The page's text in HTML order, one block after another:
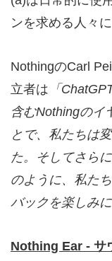
ンを求める人々
NothingのCarl
立者は 「
含むNothingのイ
とで、私たちは
た。そしてさら
のように、私た
バックを楽しみ
Nothing Ear - サ